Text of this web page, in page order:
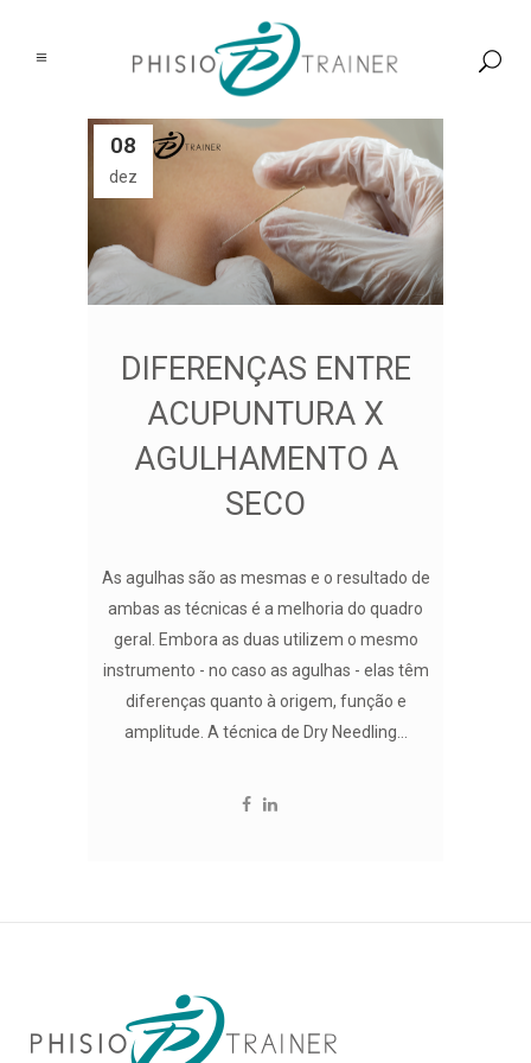
08
dez
DIFERENÇAS ENTRE
ACUPUNTURA X
AGULHAMENTO A
SECO
As agulhas são as mesmas e o resultado de
ambas as técnicas é a melhoria do quadro
geral. Embora as duas utilizem o mesmo
instrumento - no caso as agulhas - elas têm
diferenças quanto à origem, função e
amplitude. A técnica de Dry Needling...